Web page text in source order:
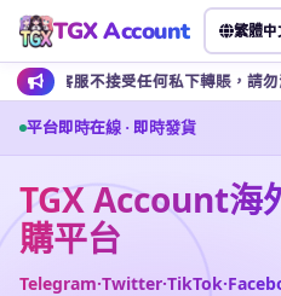
TGX Account 繁體中
何私下轉賬，請勿添加私人 TG 轉賬
平台即時在線 · 即時發貨
TGX Account海
購平台